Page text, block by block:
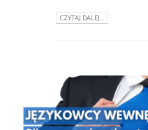
CZYTAJ DALEJ...